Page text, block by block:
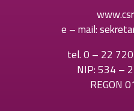
e – mail:
tel.0 – 22
NIP: 534 –
REGON